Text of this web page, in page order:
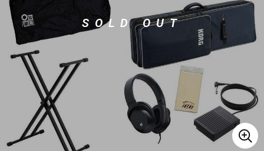
管楽器 その他楽器
アンプ エフェクター
DJ機器
SOLD OUT